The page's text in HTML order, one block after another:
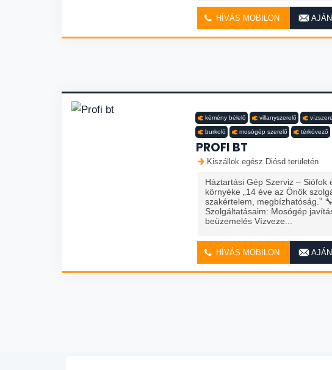
HÍVÁS MOBILON
kémény bélelő villanyszerelő
burkoló mosógép szerelő térkövező
PROFI BT
Kiszállok egész Diósd területén
Háztartási Gép Szerviz – Siófok
környéke „14 éve az Önök
szakértelem, megbízhatóság.” 🔧
Szolgáltatásaim: Mosógép
beüzemelés Vízveze...
HÍVÁS MOBILON